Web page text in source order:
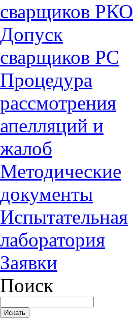
сварщиков РКО
Допуск
сварщиков РС
Процедура
рассмотрения
апелляций и
жалоб
Методические
документы
Испытательная
лаборатория
Заявки
Поиск